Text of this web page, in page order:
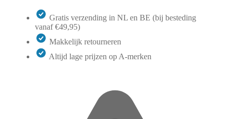
Gratis verzending in NL en BE (bij besteding
vanaf €49,95)
Makkelijk retourneren
Altijd lage prijzen op A-merken